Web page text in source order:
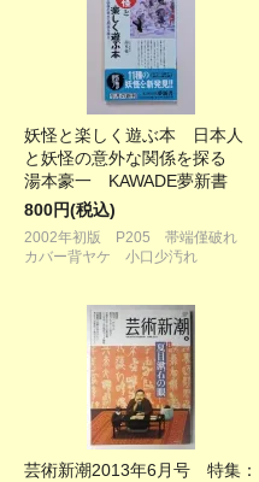
妖怪と楽しく遊ぶ本 日本人
と妖怪の意外な関係を探る
湯本豪一 KAWADE夢新書
800円(税込)
2002年初版 P205 帯端僅破れ
カバー背ヤケ 小口少汚れ
芸術新潮2013年6月号 特集：